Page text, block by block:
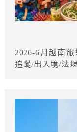
2026-6月越南
追蹤/出入境/法